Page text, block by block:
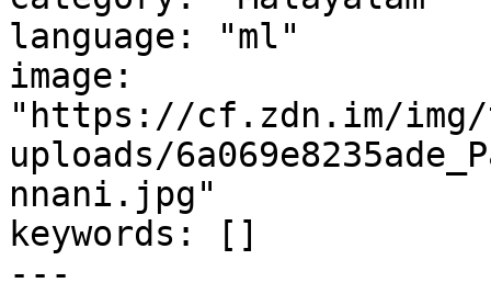
language: "ml"
image:
"https://cf.zdn.im/img/
uploads/
nnani.jpg"
keywords: []
---